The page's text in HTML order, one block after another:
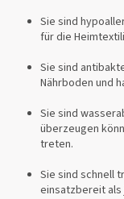
Sie sind
für die
Sie sind
Nährboden und
Sie sind
überzeugen
treten.
Sie sind schnell
einsatzbereit